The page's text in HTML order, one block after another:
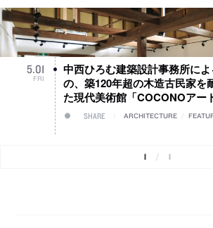
5.01
FRI
中西ひろむ建築設計事務所に
の、築120年超の木造古民家を
た現代美術館「COCONOアー
SHARE ARCHITECTURE
1 1